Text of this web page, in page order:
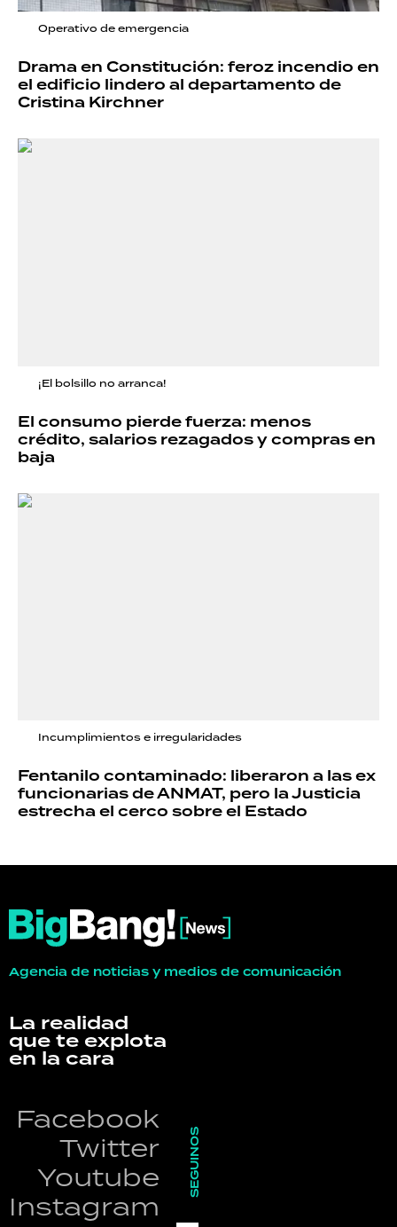
Operativo de emergencia
Drama en Constitución: feroz incendio en
el edificio lindero al departamento de
Cristina Kirchner
¡El bolsillo no arranca!
El consumo pierde fuerza: menos
crédito, salarios rezagados y compras en
baja
Incumplimientos e irregularidades
Fentanilo contaminado: liberaron a las ex
funcionarias de ANMAT, pero la Justicia
estrecha el cerco sobre el Estado
Agencia de noticias y medios de comunicación
La realidad
que te explota
en la cara
Facebook
Twitter
Youtube
Instagram
SEGUINOS